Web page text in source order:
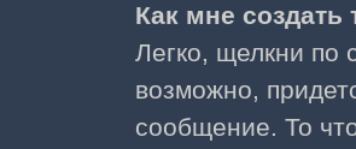
Как мне
Легко, щелкни по
возможно,
сообщение. То